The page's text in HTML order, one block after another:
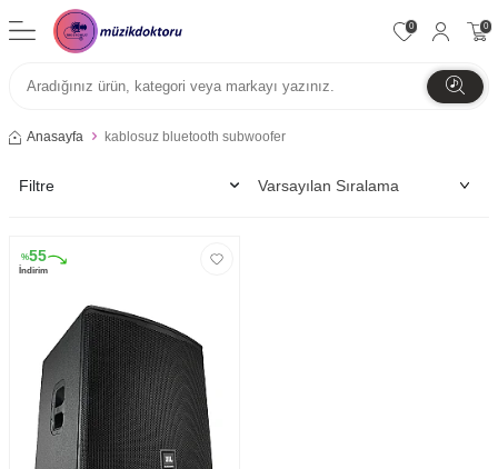
0 0
Anasayfa kablosuz bluetooth subwoofer
Filtre
%55
İndirim